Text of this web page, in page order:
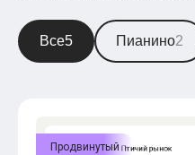
Все5 Пианино2
Продвинутый